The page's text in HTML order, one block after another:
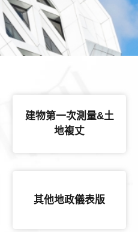
建物第一次測量&土
地複丈
其他地政儀表版